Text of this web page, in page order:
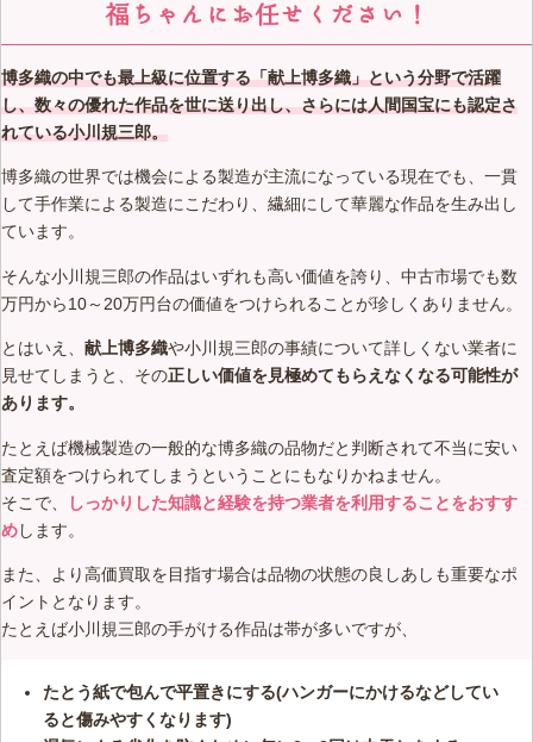
福ちゃんにお任せください！
博多織の中でも最上級に位置する「献上博多織」という分野で活躍
し、数々の優れた作品を世に送り出し、さらには人間国宝にも認定さ
れている小川規三郎。
博多織の世界では機会による製造が主流になっている現在でも、一貫
して手作業による製造にこだわり、繊細にして華麗な作品を生み出し
ています。
そんな小川規三郎の作品はいずれも高い価値を誇り、中古市場でも数
万円から10～20万円台の価値をつけられることが珍しくありません。
とはいえ、 献上博多織や小川規三郎の事績について詳しくない業者に
見せてしまうと、その正しい価値を見極めてもらえなくなる可能性が
あります。
たとえば機械製造の一般的な博多織の品物だと判断されて不当に安い
査定額をつけられてしまうということにもなりかねません。
そこで、
しっかりした知識と経験を持つ業者を利用することをおすす
めします。
また、より高価買取を目指す場合は品物の状態の良しあしも重要なポ
イントとなります。
たとえば小川規三郎の手がける作品は帯が多いですが、
たとう紙で包んで平置きにする(ハンガーにかけるなどしてい
ると傷みやすくなります)